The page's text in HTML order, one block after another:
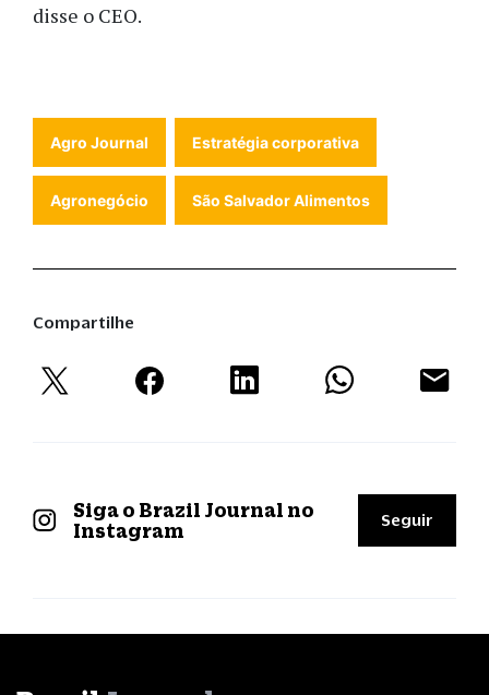
disse o CEO.
Agro Journal Estratégia corporativa
Agronegócio São Salvador Alimentos
Compartilhe
Siga o Brazil Journal no
Instagram
Seguir